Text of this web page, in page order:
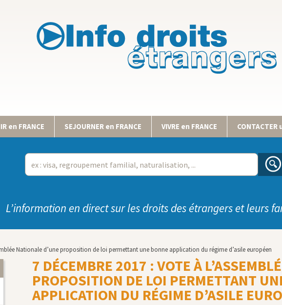
en FRANCE SEJOURNER en FRANCE VIVRE en FRANCE CONTACTER
L’information en direct sur les droits des étrangers et leurs
Nationale d’une proposition de loi permettant une bonne application du régime d’asile européen
7 DÉCEMBRE 2017 : VOTE À
PROPOSITION DE LOI PERMETTANT
APPLICATION DU RÉGIME D’ASILE